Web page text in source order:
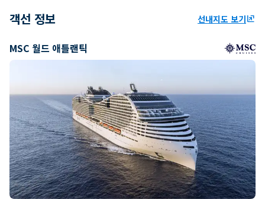
객선 정보 선내지도 보기ungroup
MSC 월드 애틀랜틱